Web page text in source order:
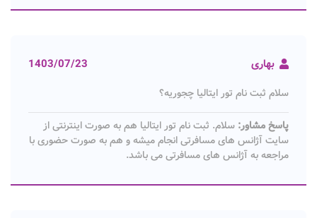
بهاری 1403/07/23
سلام ثبت نام تور ایتالیا چجوریه؟
پاسخ مشاور: سلام. ثبت نام تور ایتالیا هم به صورت اینترنتی از
سایت آژانس های مسافرتی انجام میشه و هم به صورت حضوری با
مراجعه به آژانس های مسافرتی می باشد.